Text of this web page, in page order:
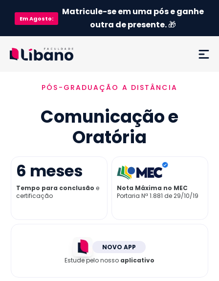
EmAgosto:
Matricule-se em uma pós e ganhe
outra de presente.🎁
Ementa
Como funciona
Credenciamento MEC
Preço
Já sou aluno
PÓS-GRADUAÇÃO A DISTÂNCIA
Comunicação e
Oratória
6 meses
Tempo para conclusão e
certificação
Nota Máxima no MEC
Portaria Nª 1.881 de 29/10/19
NOVO APP
Estude pelo nosso aplicativo